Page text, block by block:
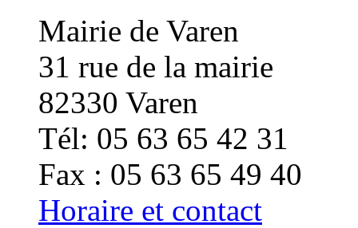
Mairie de Varen
31 rue de la mairie
82330 Varen
Tél: 05 63 65 42 31
Fax : 05 63 65 49 40
Horaire et contact